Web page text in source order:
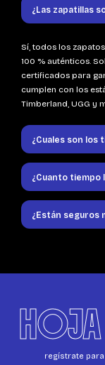
¿Las zapatillas
Sí, todos los
100 % auténticos.
certificados para
cumplen con los
Timberland, UGG y
¿Cuales son los
¿Cuanto tiempo
¿Están seguros
regístrate